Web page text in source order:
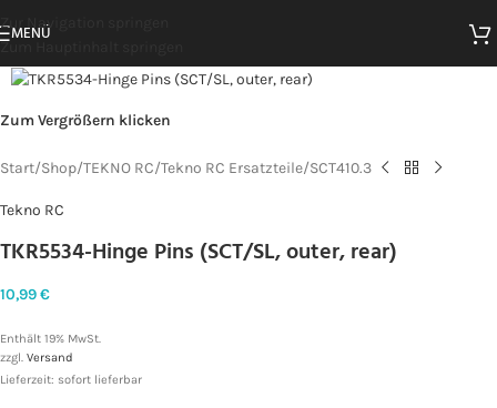
Zur Navigation springen
Zum Hauptinhalt springen
MENÜ
Zum Vergrößern klicken
Start/Shop/TEKNO RC/Tekno RC Ersatzteile/SCT410.3
Tekno RC
TKR5534-Hinge Pins (SCT/SL, outer, rear)
10,99€
Enthält 19% MwSt.
zzgl. Versand
Lieferzeit: sofort lieferbar